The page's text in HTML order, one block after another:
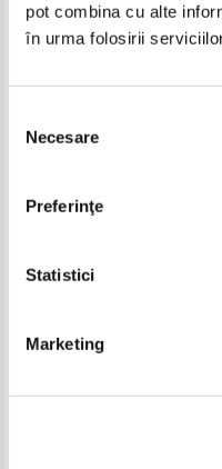
pot combina cu alte
în urma folosirii
consimțământului
Necesare
Preferinţe
Statistici
Marketing
Adaugă în coș